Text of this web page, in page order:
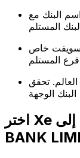
البنك مع
سويفت خاص
تحقق
اختر Xe عند إرسال الأموال إلى AXIS
BANK